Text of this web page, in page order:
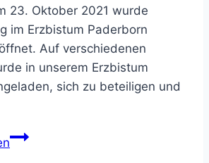
23. Oktober 2021 wurde
im Erzbistum Paderborn
Auf verschiedenen
in unserem Erzbistum
sich zu beteiligen und
Synodaler